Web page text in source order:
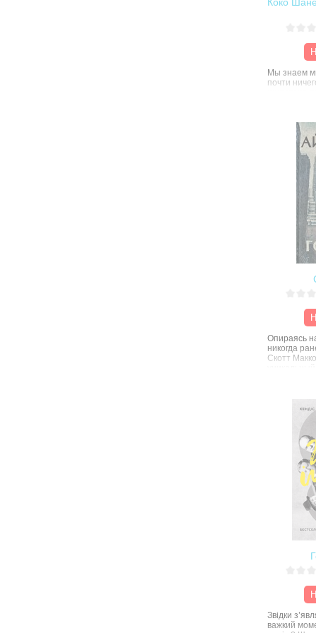
Мы знаем
почти
лишь
любила
страсть,
модой. Эта
страницы
История
века,
Она
правилам
весь мир,
стиль
удобных
шляпки,
женщине
стильной,
Опираясь
никогда
Скотт
младшей
женщины,
Питера
часто
взгляд на
человека.
интервью
фигур ХХ
Звідки
важкий